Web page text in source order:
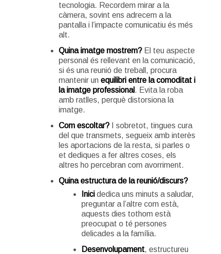
tecnologia. Recordem mirar a la
càmera, sovint ens adrecem a la
pantalla i l’impacte comunicatiu és més
alt.
Quina imatge mostrem?El teu aspecte
personal és rellevant en la comunicació,
si és una reunió de treball, procura
mantenir un equilibri entre la comoditat i
la imatge professional. Evita la roba
amb ratlles, perquè distorsiona la
imatge.
Com escoltar?I sobretot, tingues cura
del que transmets, segueix amb interès
les aportacions de la resta, si parles o
et dediques a fer altres coses, els
altres ho percebran com avorriment.
Quina estructura de la reunió/discurs?
Inicidedica uns minuts a saludar,
preguntar a l’altre com està,
aquests dies tothom està
preocupat o té persones
delicades a la família.
Desenvolupament, estructureu